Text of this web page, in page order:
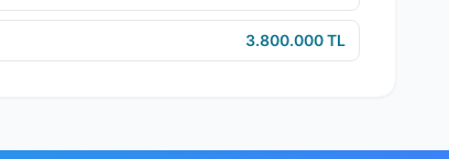
3.800.000 TL